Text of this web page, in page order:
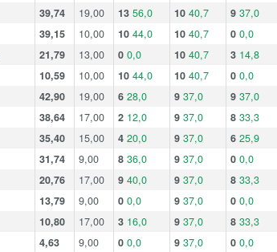
39,74 19,00 13 56,0 10 40,7 9 37,0
39,15 10,00 10 44,0 10 40,7 0 0,0
21,79 13,00 0 0,0 10 40,7 3 14,8
10,59 10,00 10 44,0 10 40,7 0 0,0
42,90 19,00 6 28,0 9 37,0 9 37,0
38,64 17,00 2 12,0 9 37,0 8 33,3
35,40 15,00 4 20,0 9 37,0 6 25,9
31,74 9,00 8 36,0 9 37,0 0 0,0
20,76 17,00 9 40,0 9 37,0 8 33,3
13,79 9,00 0 0,0 9 37,0 0 0,0
10,80 17,00 3 16,0 9 37,0 8 33,3
4,63 9,00 0 0,0 9 37,0 0 0,0